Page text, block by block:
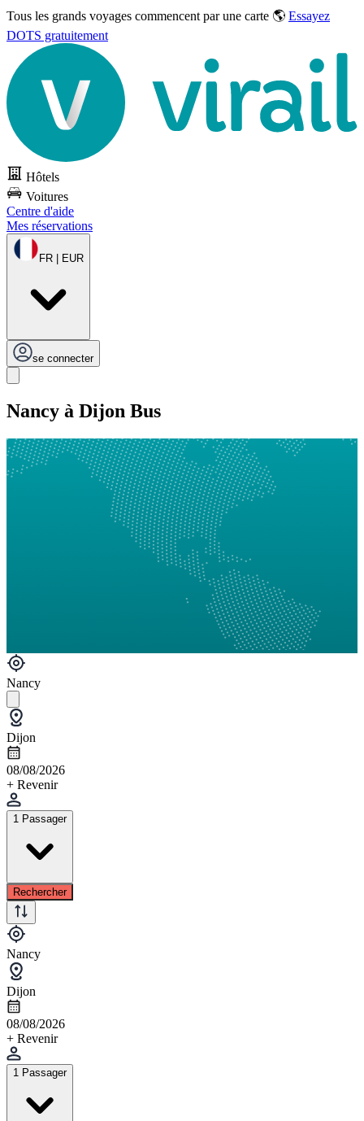
Tous les grands voyages commencent par une carte 🌎 Essayez
DOTS gratuitement
Hôtels
Voitures
Centre d'aide
Mes réservations
FR | EUR
se connecter
Nancy à Dijon Bus
Nancy
Dijon
08/08/2026
+ Revenir
1 Passager
Rechercher
Nancy
Dijon
08/08/2026
+ Revenir
1 Passager